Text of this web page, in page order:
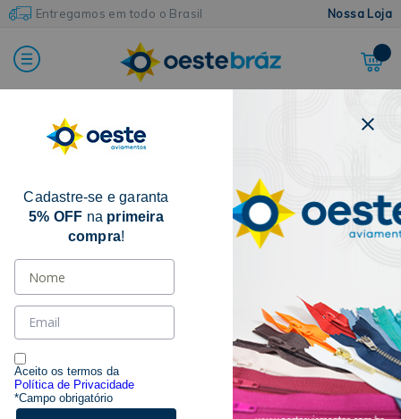
Entregamos em todo o Brasil Nossa Loja
Home Zíperes
Cadastre-se e garanta
5% OFF na primeira
compra!
Aceito os termos da
Política de Privacidade
*Campo obrigatório